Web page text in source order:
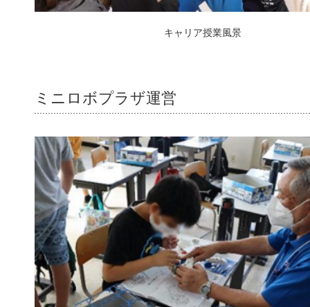
キャリア授業風景
ミニロボプラザ運営